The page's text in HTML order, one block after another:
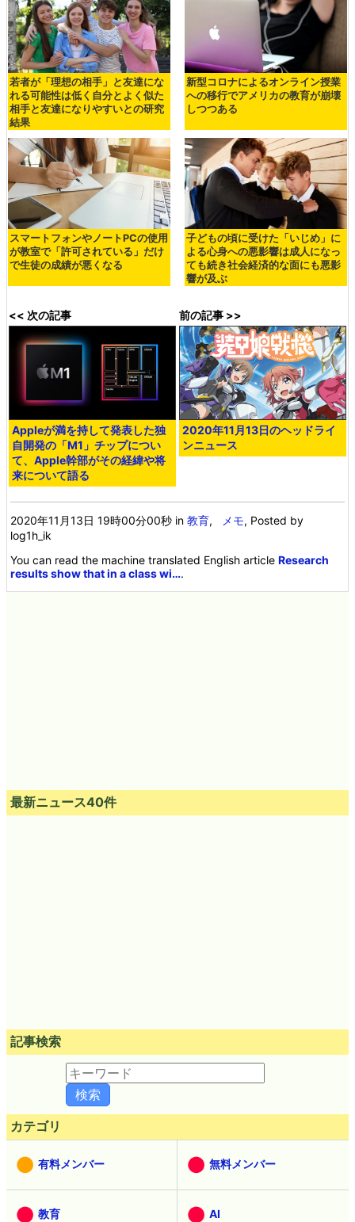
若者が「理想の相手」と友達にな
れる可能性は低く自分とよく似た
相手と友達になりやすいとの研究
結果
新型コロナによるオンライン授業
への移行でアメリカの教育が崩壊
しつつある
スマートフォンやノートPCの使用
が教室で「許可されている」だけ
で生徒の成績が悪くなる
子どもの頃に受けた「いじめ」に
よる心身への悪影響は成人になっ
ても続き社会経済的な面にも悪影
響が及ぶ
<< 次の記事
Appleが満を持して発表した独
自開発の「M1」チップについ
て、Apple幹部がその経緯や将
来について語る
前の記事 >>
2020年11月13日のヘッドライ
ンニュース
2020年11月13日 19時00分00秒 in教育, メモ, Posted by
log1h_ik
You can read the machine translated English articleResearch
results show that in a class wi….
最新ニュース40件
記事検索
カテゴリ
有料メンバー 無料メンバー
教育 AI